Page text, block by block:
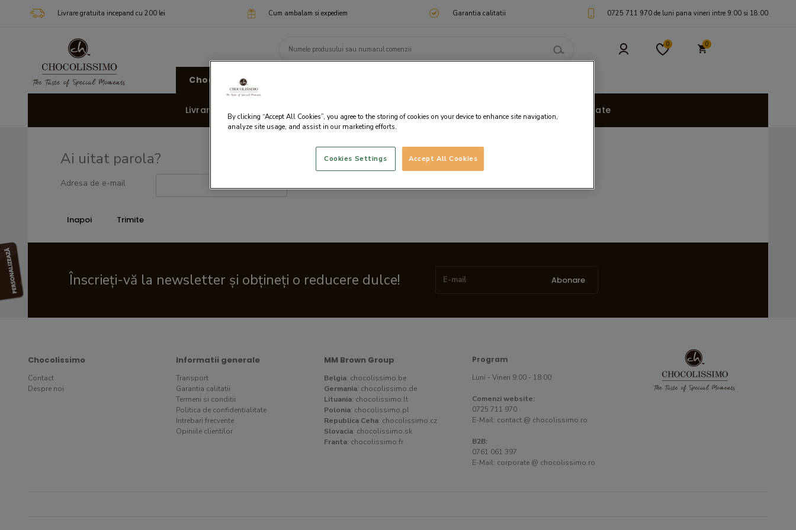
Livrare gratuita incepand cu 200 lei Cum ambalam si expediem Garantia calitatii 0725 711 970 de luni pana vineri intre 9:00 si 18:00
0 0
Chocolissimo
Livrare rapida 🚚 Cadouri Personalizate
Ai uitat parola?
Adresa de e-mail
Înscrieți-vă la newsletter și obțineți o reducere dulce! Abonare
Chocolissimo
Contact
Despre noi
Informatii generale
Transport
Garantia calitatii
Termeni si conditii
Politica de confidentialitate
Intrebari frecvente
Opiniile clientilor
MM Brown Group
Belgia: chocolissimo.be
Germania: chocolissimo.de
Lituania: chocolissimo.lt
Polonia: chocolissimo.pl
Republica Ceha: chocolissimo.cz
Slovacia: chocolissimo.sk
Franta: chocolissimo.fr
Program
Luni - Vineri 9:00 - 18:00
Comenzi website:
0725 711 970
E-Mail: contact @ chocolissimo.ro
B2B:
0761 061 397
E-Mail: corporate @ chocolissimo.ro
By clicking “Accept All Cookies”, you agree to the storing of cookies on your device to enhance site navigation,
analyze site usage, and assist in our marketing efforts.
Accept All Cookies
Cookies Settings